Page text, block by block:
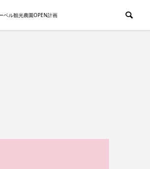
ベル観光農園OPEN計画